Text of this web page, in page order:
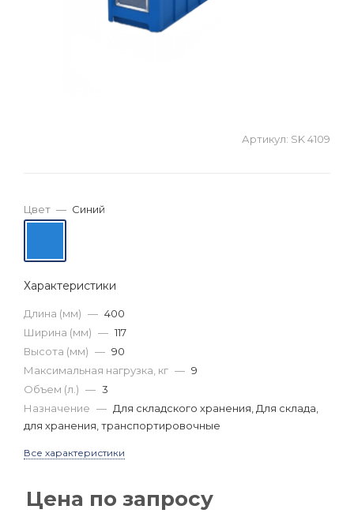
Артикул: SK 4109
Цвет — Синий
Характеристики
Длина (мм) — 400
Ширина (мм) — 117
Высота (мм) — 90
Максимальная нагрузка, кг — 9
Объем (л.) — 3
Назначение — Для складского хранения, Для склада,
для хранения, транспортировочные
Все характеристики
Цена по запросу